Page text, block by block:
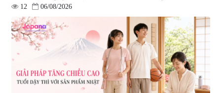
Viên uống bổ gan Ribeto Shoji
Hepaclean 60 viên
543.205
690.000 đ
Viên uống hỗ trợ cải thiện thoát
vị đĩa đệm Kyoto Has 30 viên
14.560
1.600.000 đ
12
06/08/2026